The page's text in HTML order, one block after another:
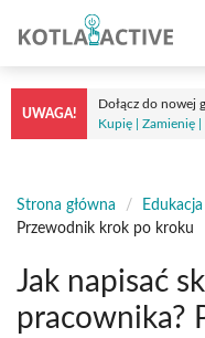
treści
UWAGA!
Dołącz do nowej
Kupię | Zamienię |
Strona główna / Edukacja
Przewodnik krok po kroku
Jak napisać
pracownika?